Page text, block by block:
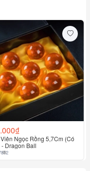
từ 250.000VNĐ trở
trở lên
- Messenger)
Thạnh, TP HCM
bấm vào đây!
Ngọc Rồng 5,7Cm (Có
- Dragon Ball